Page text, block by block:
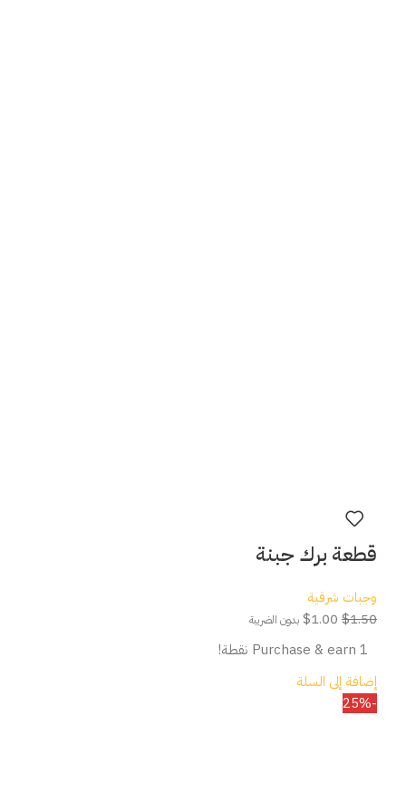
قطعة برك جبنة
وجبات شرقية
$1.50
$1.00 بدون الضريبة
Purchase & earn 1 نقطة!
إضافة إلى السلة
-25%